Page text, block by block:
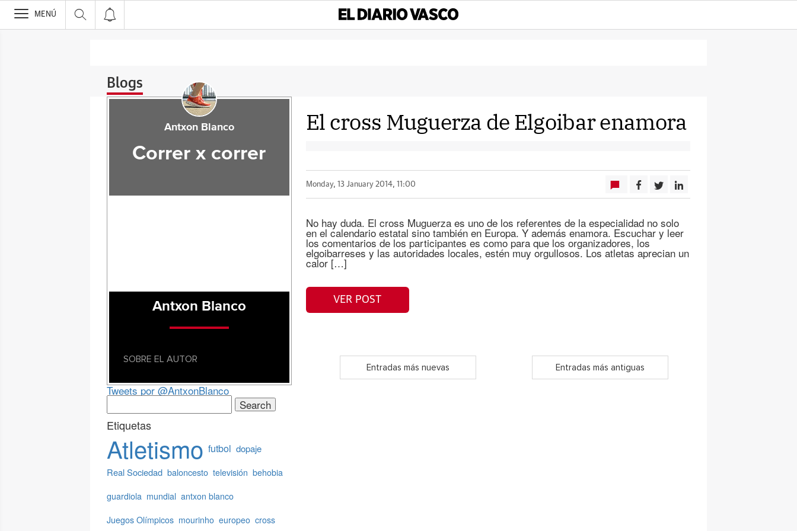
>
MENÚ
Blogs
El cross Muguerza de Elgoibar enamora
Monday, 13 January 2014, 11:00
No hay duda. El cross Muguerza es uno de los referentes de la especialidad no solo
en el calendario estatal sino también en Europa. Y además enamora. Escuchar y leer
los comentarios de los participantes es como para que los organizadores, los
elgoibarreses y las autoridades locales, estén muy orgullosos. Los atletas aprecian un
calor […]
VER POST
Entradas más nuevas Entradas más antiguas
Antxon Blanco
Correr x correr
Antxon Blanco
SOBRE EL AUTOR
Tweets por @AntxonBlanco
Search
for:
Etiquetas
Atletismo futbol dopaje
Real Sociedad baloncesto televisión behobia
guardiola mundial antxon blanco
Juegos Olímpicos mourinho europeo cross